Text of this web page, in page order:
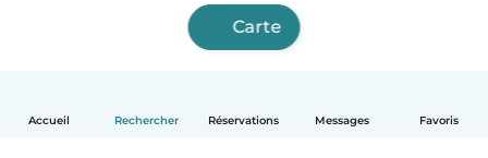
Accueil Rechercher Réservations Messages Favoris
Carte